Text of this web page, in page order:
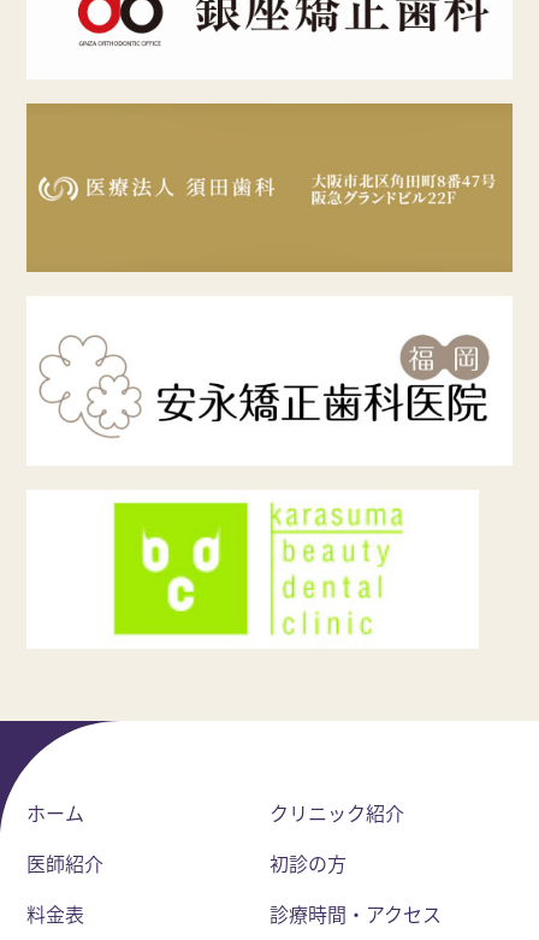
ホーム
クリニック紹介
医師紹介
初診の方
料金表
診療時間・アクセス